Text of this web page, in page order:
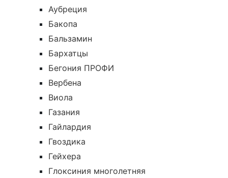
Аубреция
Бакопа
Бальзамин
Бархатцы
Бегония ПРОФИ
Вербена
Виола
Газания
Гайлардия
Гвоздика
Гейхера
Глоксиния многолетняя